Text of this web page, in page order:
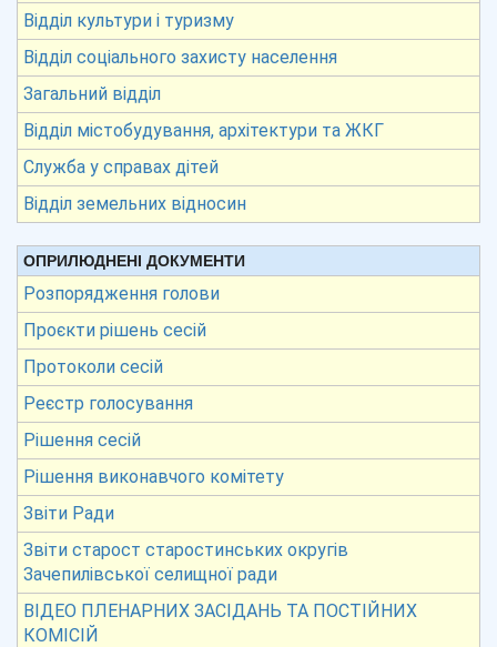
Відділ культури і туризму
Відділ соціального захисту населення
Загальний відділ
Відділ містобудування, архітектури та ЖКГ
Служба у справах дітей
Відділ земельних відносин
ОПРИЛЮДНЕНІ ДОКУМЕНТИ
Розпорядження голови
Проєкти рішень сесій
Протоколи сесій
Реєстр голосування
Рішення сесій
Рішення виконавчого комітету
Звіти Ради
Звіти старост старостинських округів
Зачепилівської селищної ради
ВІДЕО ПЛЕНАРНИХ ЗАСІДАНЬ ТА ПОСТІЙНИХ
КОМІСІЙ